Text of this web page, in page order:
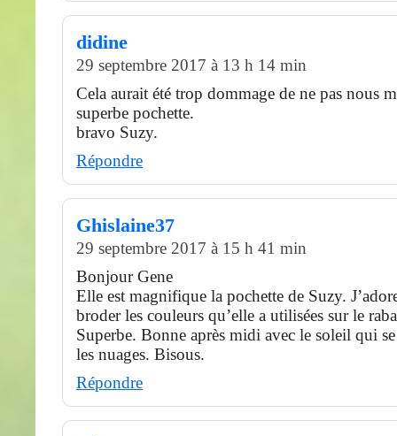
didine
29 septembre 2017 à 13 h 14 min
Cela aurait été trop dommage de ne pas nous
superbe pochette.
bravo Suzy.
Répondre
Ghislaine37
29 septembre 2017 à 15 h 41 min
Bonjour Gene
Elle est magnifique la pochette de Suzy.
broder les couleurs qu’elle a utilisées sur le
Superbe. Bonne après midi avec le soleil qui
les nuages. Bisous.
Répondre